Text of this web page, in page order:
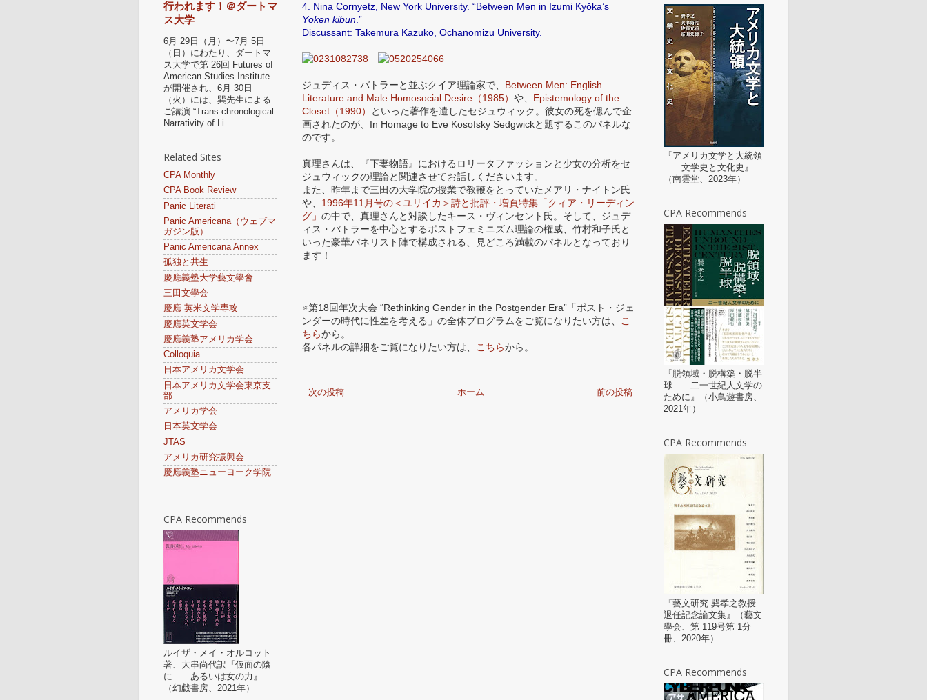
4. Nina Cornyetz, New York University. “Between Men in Izumi Kyōka’s
Yōken kibun .”
Discussant: Takemura Kazuko, Ochanomizu University.
ジュディス・バトラーと並ぶクイア理論家で、 Between Men: English
Literature and Male Homosocial Desire（1985） や、 Epistemology of the
Closet（1990）
といった著作を遺したセジュウィック。彼女の死を偲んで企
画されたのが、In Homage to Eve Kosofsky Sedgwickと題するこのパネルな
のです。
真理さんは、『下妻物語』におけるロリータファッションと少女の分析をセ
ジュウィックの理論と関連させてお話しくださいます。
また、昨年まで三田の大学院の授業で教鞭をとっていたメアリ・ナイトン氏
や、 1996年11月号の＜ユリイカ＞詩と批評・増頁特集「クィア・リーディン
グ」 の中で、真理さんと対談したキース・ヴィンセント氏。そして、ジュデ
ィス・バトラーを中心とするポストフェミニズム理論の権威、竹村和子氏と
いった豪華パネリスト陣で構成される、見どころ満載のパネルとなっており
ます！
※第18回年次大会 “Rethinking Gender in the Postgender Era”「ポスト・ジェ
ンダーの時代に性差を考える」の全体プログラムをご覧になりたい方は、
こ
ちらから。
各パネルの詳細をご覧になりたい方は、
こちらから。
次の投稿 前の投稿
ホーム
行われます！＠ダートマ
ス大学
6月 29日（月）〜7月 5日
（日）にわたり、ダートマ
ス大学で第 26回 Futures of
American Studies Institute
が開催され、6月 30日
（火）には、巽先生による
ご講演 “Trans-chronological
Narrativity of Li...
Related Sites
CPA Monthly
CPA Book Review
Panic Literati
Panic Americana（ウェブマ
ガジン版）
Panic Americana Annex
孤独と共生
慶應義塾大学藝文學會
三田文學会
慶應 英米文学専攻
慶應英文学会
慶應義塾アメリカ学会
Colloquia
日本アメリカ文学会
日本アメリカ文学会東京支
部
アメリカ学会
日本英文学会
JTAS
アメリカ研究振興会
慶應義塾ニューヨーク学院
CPA Recommends
ルイザ・メイ・オルコット
著、大串尚代訳『仮面の陰
に——あるいは女の力』
（幻戯書房、2021年）
『アメリカ文学と大統領
——文学史と文化史』
（南雲堂、2023年）
CPA Recommends
『脱領域・脱構築・脱半
球——二一世紀人文学の
ために』（小鳥遊書房、
2021年）
CPA Recommends
『藝文研究 巽孝之教授
退任記念論文集』（藝文
學会、第 119号第 1分
冊、2020年）
CPA Recommends